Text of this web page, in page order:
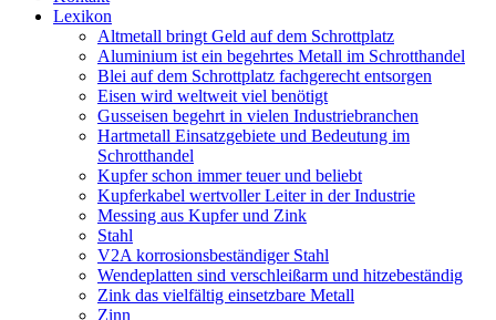
Lexikon
Altmetall bringt Geld auf dem Schrottplatz
Aluminium ist ein begehrtes Metall im Schrotthandel
Blei auf dem Schrottplatz fachgerecht entsorgen
Eisen wird weltweit viel benötigt
Gusseisen begehrt in vielen Industriebranchen
Hartmetall Einsatzgebiete und Bedeutung im
Schrotthandel
Kupfer schon immer teuer und beliebt
Kupferkabel wertvoller Leiter in der Industrie
Messing aus Kupfer und Zink
Stahl
V2A korrosionsbeständiger Stahl
Wendeplatten sind verschleißarm und hitzebeständig
Zink das vielfältig einsetzbare Metall
Zinn